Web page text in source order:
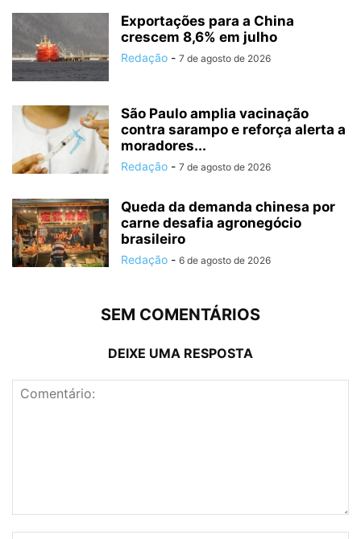
Exportações para a China
crescem 8,6% em julho
Redação - 7 de agosto de 2026
São Paulo amplia vacinação
contra sarampo e reforça alerta a
moradores...
Redação - 7 de agosto de 2026
Queda da demanda chinesa por
carne desafia agronegócio
brasileiro
Redação - 6 de agosto de 2026
SEM COMENTÁRIOS
DEIXE UMA RESPOSTA